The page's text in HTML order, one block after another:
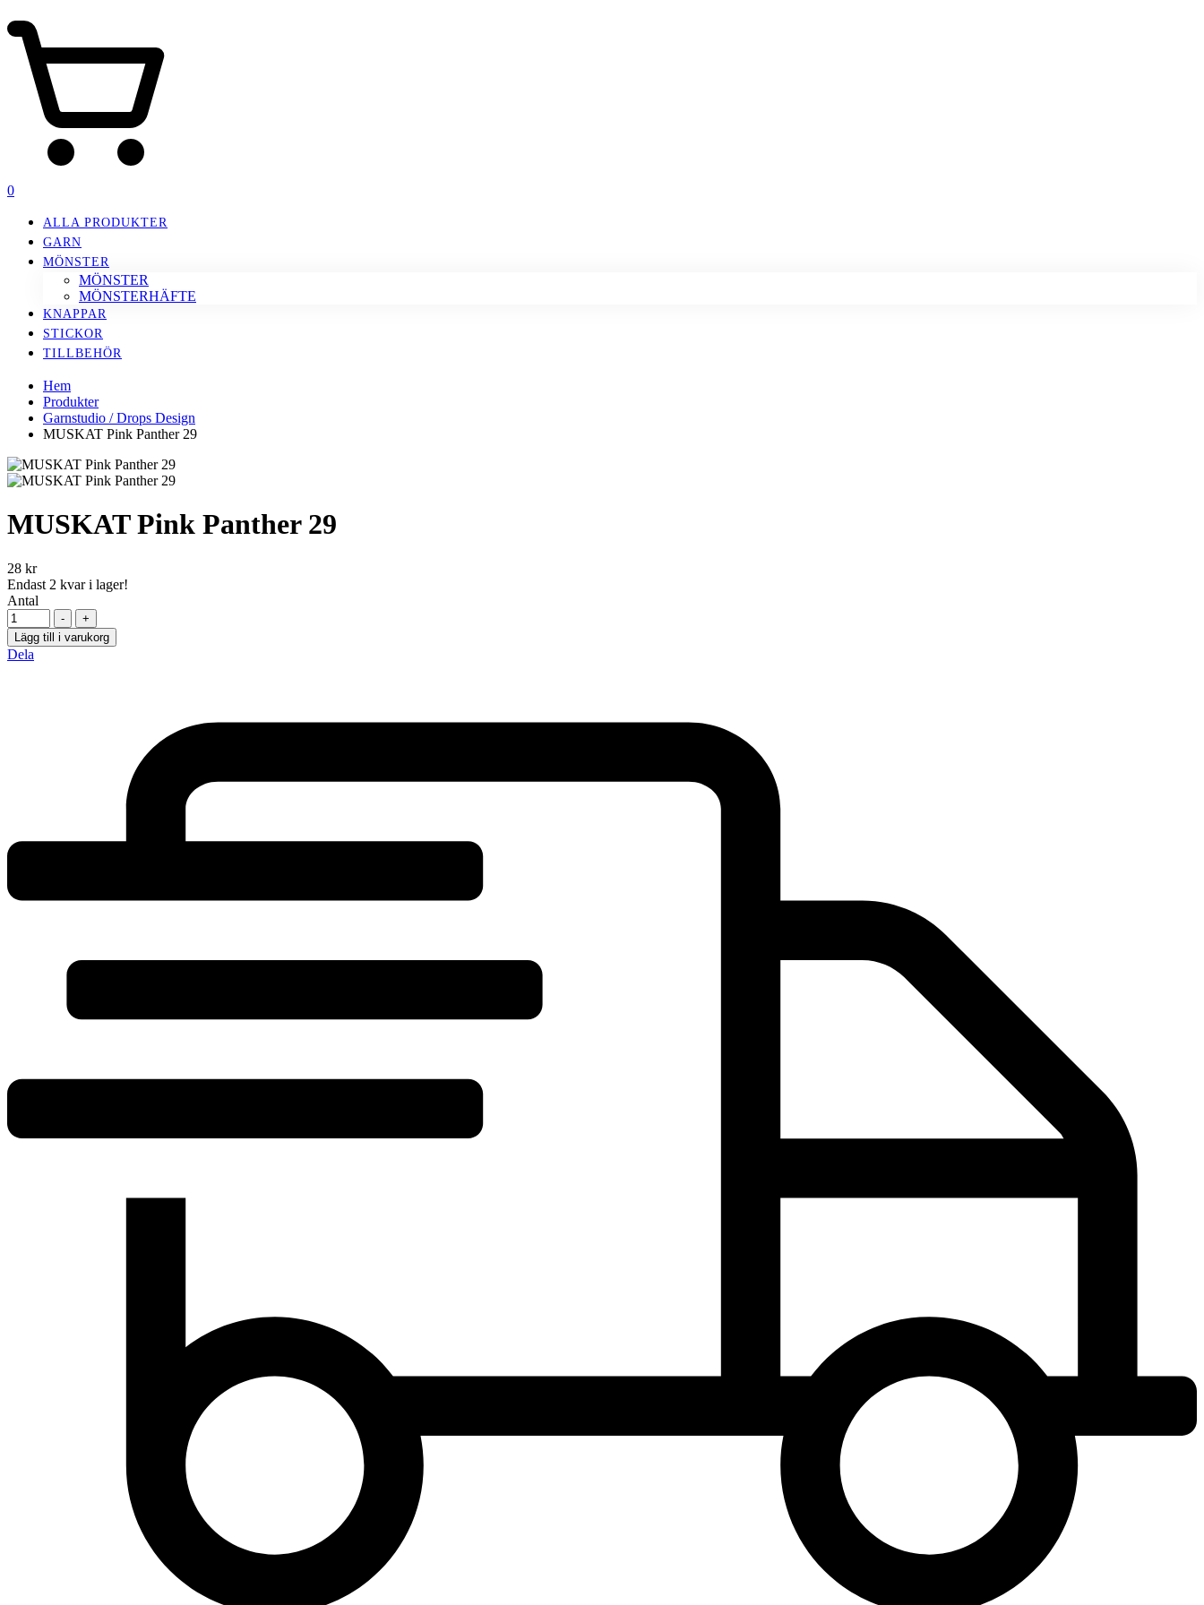
0
ALLA PRODUKTER
GARN
MÖNSTER
MÖNSTER
MÖNSTERHÄFTE
KNAPPAR
STICKOR
TILLBEHÖR
Hem
Produkter
Garnstudio / Drops Design
MUSKAT Pink Panther 29
MUSKAT Pink Panther 29
28 kr
Endast 2 kvar i lager!
Antal
-
+
Lägg till i varukorg
Dela